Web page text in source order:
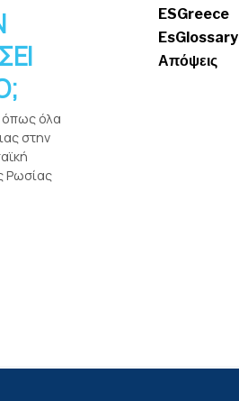
όπως όλα
στην
Ρωσίας
ESGreece
EsGlossary
Απόψεις